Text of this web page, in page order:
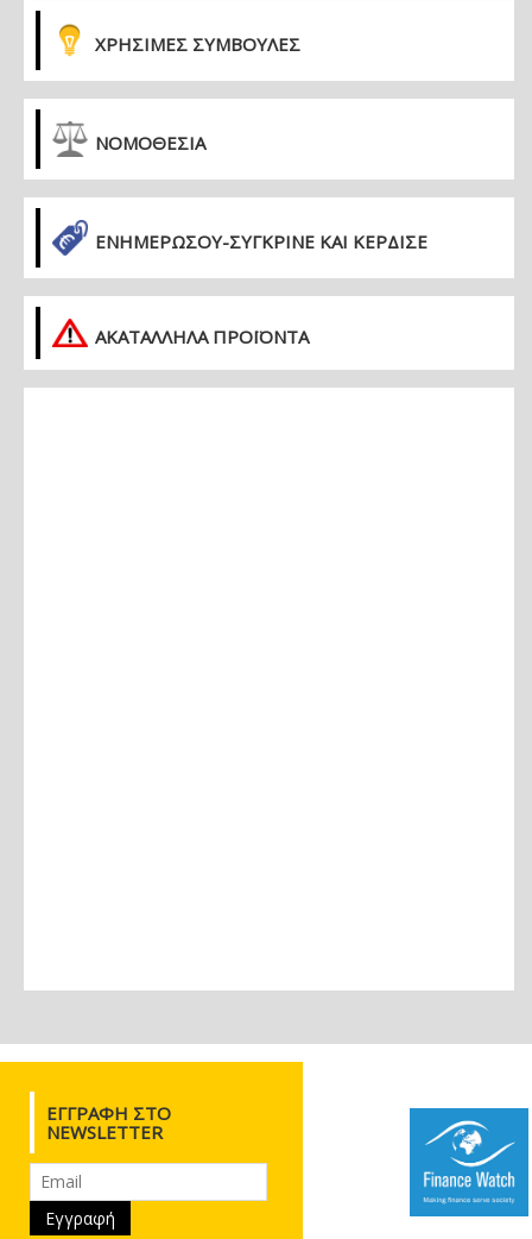
ΧΡΗΣΙΜΕΣ ΣΥΜΒΟΥΛΕΣ
ΝΟΜΟΘΕΣΙΑ
ΕΝΗΜΕΡΏΣΟΥ-ΣΎΓΚΡΙΝΕ ΚΑΙ ΚΈΡΔΙΣΕ
ΑΚΑΤΑΛΛΗΛΑ ΠΡΟΪΟΝΤΑ
ΕΓΓΡΑΦΉ ΣΤΟ
NEWSLETTER